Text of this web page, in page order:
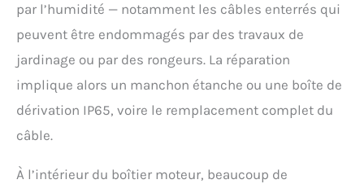
par l’humidité — notamment les câbles enterrés qui
peuvent être endommagés par des travaux de
jardinage ou par des rongeurs. La réparation
implique alors un manchon étanche ou une boîte de
dérivation IP65, voire le remplacement complet du
câble.
À l’intérieur du boîtier moteur, beaucoup de